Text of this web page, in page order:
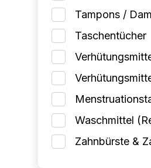
Tampons /
Taschentücher
Waschmittel
Zahnbürste &